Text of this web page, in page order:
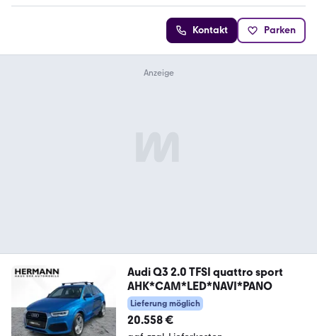
Kontakt Parken
Audi Q3 2.0 TFSI quattro sport
AHK*CAM*LED*NAVI*PANO
Lieferung möglich
20.558 €